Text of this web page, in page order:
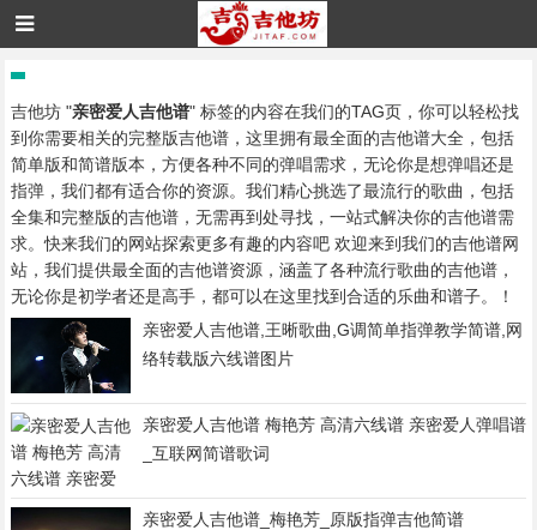
吉他坊 "亲密爱人吉他谱" 标签的内容在我们的TAG页，你可以轻松找
到你需要相关的完整版吉他谱，这里拥有最全面的吉他谱大全，包括
简单版和简谱版本，方便各种不同的弹唱需求，无论你是想弹唱还是
指弹，我们都有适合你的资源。我们精心挑选了最流行的歌曲，包括
全集和完整版的吉他谱，无需再到处寻找，一站式解决你的吉他谱需
求。快来我们的网站探索更多有趣的内容吧 欢迎来到我们的吉他谱网
站，我们提供最全面的吉他谱资源，涵盖了各种流行歌曲的吉他谱，
无论你是初学者还是高手，都可以在这里找到合适的乐曲和谱子。！
亲密爱人吉他谱,王晰歌曲,G调简单指弹教学简谱,网
络转载版六线谱图片
亲密爱人吉他谱 梅艳芳 高清六线谱 亲密爱人弹唱谱
_互联网简谱歌词
亲密爱人吉他谱_梅艳芳_原版指弹吉他简谱